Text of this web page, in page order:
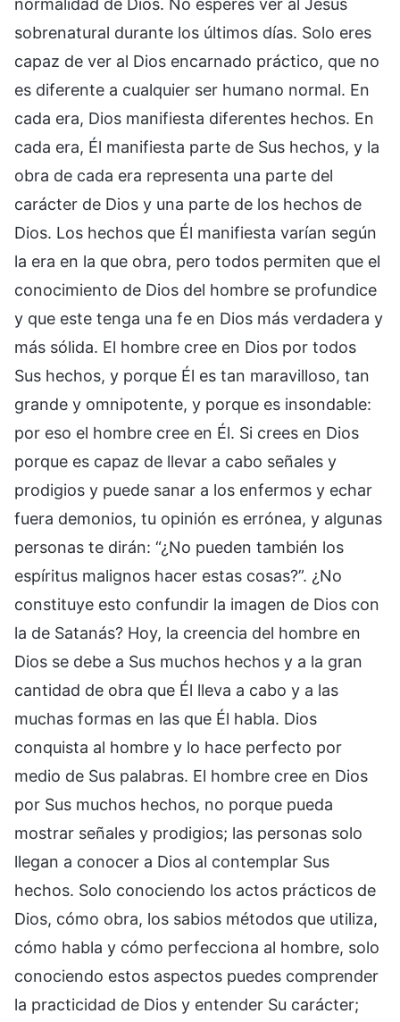
sobrenatural durante los últimos días. Solo eres
capaz de ver al Dios encarnado práctico, que no
es diferente a cualquier ser humano normal. En
cada era, Dios manifiesta diferentes hechos. En
cada era, Él manifiesta parte de Sus hechos, y la
obra de cada era representa una parte del
carácter de Dios y una parte de los hechos de
Dios. Los hechos que Él manifiesta varían según
la era en la que obra, pero todos permiten que el
conocimiento de Dios del hombre se profundice
y que este tenga una fe en Dios más verdadera y
más sólida. El hombre cree en Dios por todos
Sus hechos, y porque Él es tan maravilloso, tan
grande y omnipotente, y porque es insondable:
por eso el hombre cree en Él. Si crees en Dios
porque es capaz de llevar a cabo señales y
prodigios y puede sanar a los enfermos y echar
fuera demonios, tu opinión es errónea, y algunas
personas te dirán: “¿No pueden también los
espíritus malignos hacer estas cosas?”. ¿No
constituye esto confundir la imagen de Dios con
la de Satanás? Hoy, la creencia del hombre en
Dios se debe a Sus muchos hechos y a la gran
cantidad de obra que Él lleva a cabo y a las
muchas formas en las que Él habla. Dios
conquista al hombre y lo hace perfecto por
medio de Sus palabras. El hombre cree en Dios
por Sus muchos hechos, no porque pueda
mostrar señales y prodigios; las personas solo
llegan a conocer a Dios al contemplar Sus
hechos. Solo conociendo los actos prácticos de
Dios, cómo obra, los sabios métodos que utiliza,
cómo habla y cómo perfecciona al hombre, solo
conociendo estos aspectos puedes comprender
la practicidad de Dios y entender Su carácter;